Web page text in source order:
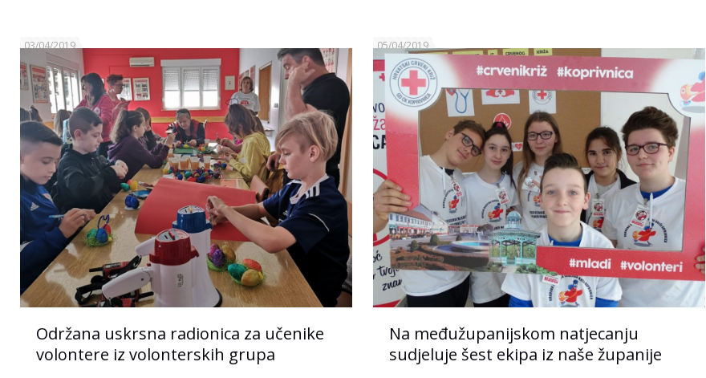
03/04/2019
Održana uskrsna radionica za učenike
volontere iz volonterskih grupa
05/04/2019
Na međužupanijskom natjecanju
sudjeluje šest ekipa iz naše županije